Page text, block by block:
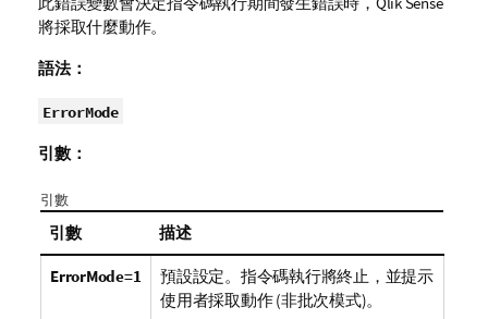
將採取什麼動作。
語法：
ErrorMode
引數：
引數
引數 描述
ErrorMode=1
預設設定。指令碼執行將終止，並提示
使用者採取動作 (非批次模式)。